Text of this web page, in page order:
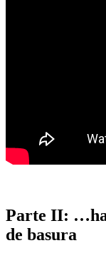
Parte II:
de basura